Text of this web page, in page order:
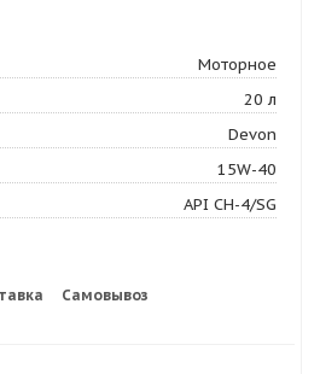
Моторное
20 л
Devon
15W-40
API CH-4/SG
Самовывоз